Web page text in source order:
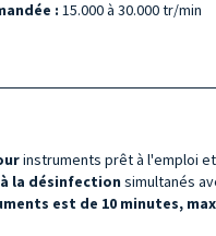
: 15.000 à 30.000 tr/min
instruments prêt à l'emploi et
la désinfection simultanés
est de 10 minutes,